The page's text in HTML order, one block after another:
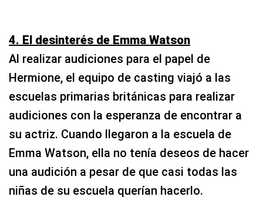
4. El desinterés de Emma Watson
Al realizar audiciones para el papel de
Hermione, el equipo de casting viajó a las
escuelas primarias británicas para realizar
audiciones con la esperanza de encontrar a
su actriz. Cuando llegaron a la escuela de
Emma Watson, ella no tenía deseos de hacer
una audición a pesar de que casi todas las
niñas de su escuela querían hacerlo.